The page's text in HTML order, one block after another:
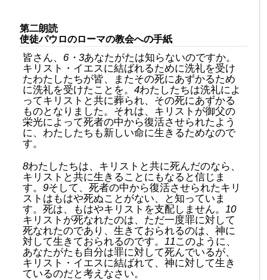
第二朗読
使徒パウロのローマの教会への手紙
皆さん、 6・3あなたがたは知らないのですか。
キリスト・イエスに結ばれるために洗礼を受け
たわたしたちが皆、またその死にあずかるため
に洗礼を受けたことを。4わたしたちは洗礼によ
ってキリストと共に葬られ、その死にあずかる
ものとなりました。それは、キリストが御父の
栄光によって死者の中から復活させられたよう
に、わたしたちも新しい命に生きるためなので
す。
8わたしたちは、キリストと共に死んだのなら、
キリストと共に生きることにもなると信じま
す。9そして、死者の中から復活させられたキリ
ストはもはや死ぬことがない、と知っていま
す。死は、もはやキリストを支配しません。 10
キリストが死なれたのは、ただ一度罪に対して
死なれたのであり、生きておられるのは、神に
対して生きておられるのです。 11このように、
あなたがたも自分は罪に対して死んでいるが、
キリスト・イエスに結ばれて、神に対して生き
ているのだと考えなさい。